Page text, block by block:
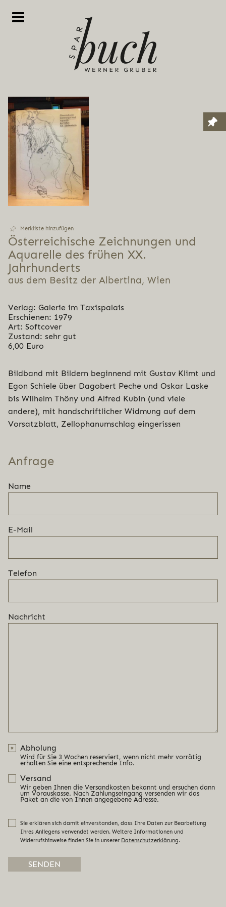
Merkliste hinzufügen
Öster­rei­chi­sche Zeich­nun­gen und
Aquarelle des frühen XX.
Jahrhunderts
aus dem Besitz der Albertina, Wien
Verlag: Galerie im Taxispalais
Erschienen: 1979
Art: Softcover
Zustand: sehr gut
6,00 Euro
Bildband mit Bildern beginnend mit Gustav Klimt und
Egon Schiele über Dagobert Peche und Oskar Laske
bis Wilhelm Thöny und Alfred Kubin (und viele
andere), mit handschriftlicher Widmung auf dem
Vorsatzblatt, Zellophanumschlag eingerissen
Anfrage
Name
E-Mail
Telefon
Nachricht
Abholung
Wird für Sie 3 Wochen reserviert, wenn nicht mehr vorrätig
erhalten Sie eine entsprechende Info.
Versand
Wir geben Ihnen die Versandkosten bekannt und ersuchen dann
um Vorauskasse. Nach Zahlungseingang versenden wir das
Paket an die von Ihnen angegebene Adresse.
Sie erklären sich damit einverstanden, dass Ihre Daten zur Bearbeitung
Ihres Anliegens verwendet werden. Weitere Informationen und
Widerrufshinweise finden Sie in unserer Datenschutzerklärung.